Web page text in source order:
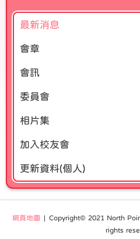
最新消息
會章
會訊
委員會
相片集
加入校友會
更新資料(個人)
網頁地圖 | Copyright© 2021 North
rights